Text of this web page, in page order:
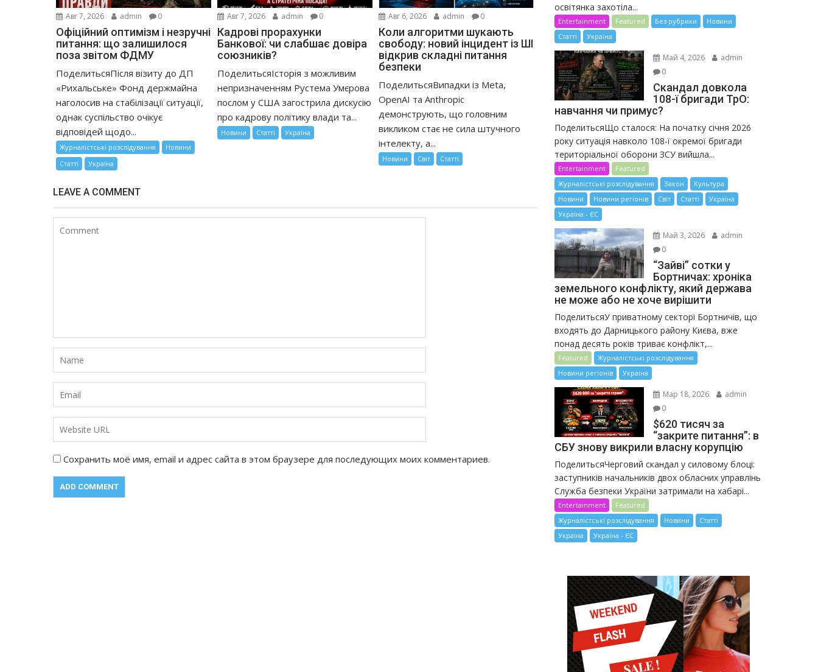
Авг 7, 2026 admin 0
Офіційний оптимізм і незручні
питання: що залишилося
поза звітом ФДМУ
ПоделитьсяПісля візиту до ДП
«Рихальське» Фонд держмайна
наголосив на стабілізації ситуації,
однак суспільство очікує
відповідей щодо...
Журналістські розслідування
Новини
Статті
Україна
Авг 7, 2026 admin 0
Кадрові прорахунки
Банкової: чи слабшає довіра
союзників?
ПоделитьсяІсторія з можливим
непризначенням Рустема Умєрова
послом у США загострила дискусію
про кадрову політику влади та...
Новини Статті Україна
Авг 6, 2026 admin 0
Коли алгоритми шукають
свободу: новий інцидент із ШІ
відкрив складні питання
безпеки
ПоделитьсяВипадки із Meta,
OpenAI та Anthropic
демонструють, що головним
викликом стає не сила штучного
інтелекту, а...
Новини Світ Статті
LEAVE A COMMENT
Сохранить моё имя, email и адрес сайта в этом браузере для последующих моих комментариев.
освітянка захотіла...
Entertainment Featured Без рубрики
Новини
Статті
Україна
Май 4, 2026
admin
0
Скандал довкола
108-ї бригади ТрО:
навчання чи примус?
ПоделитьсяЩо сталося: На початку січня 2026
року ситуація навколо 108-ї окремої бригади
територіальної оборони ЗСУ вийшла...
Entertainment
Featured
Журналістські розслідування
Закон
Культура
Новини
Новини регіонів Світ Статті
Україна
Україна - ЄС
Май 3, 2026
admin
0
“Зайві” сотки у
Бортничах: хроніка
земельного конфлікту, який держава
не може або не хоче вирішити
ПоделитьсяУ приватному секторі Бортничів, що
входять до Дарницького району Києва, вже
понад десять років триває конфлікт,...
Featured
Журналістські розслідування
Новини регіонів
Україна
Мар 18, 2026
admin
0
$620 тисяч за
“закрите питання”: в
СБУ знову викрили власну корупцію
ПоделитьсяЧерговий скандал у силовому блоці:
заступників начальників двох обласних управлінь
Служба безпеки України затримали на хабарі...
Entertainment
Featured
Журналістські розслідування
Новини
Статті
Україна
Україна - ЄС